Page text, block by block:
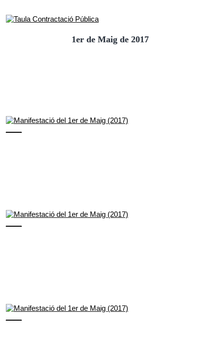
1er de Maig de 2017